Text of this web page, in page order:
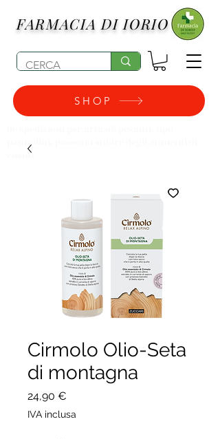
FARMACIA DI IORIO
SHOP
pannolini, possono subire degli aumenti di
costo)
Cirmolo Olio-Seta
di montagna
24,90 €
IVA inclusa